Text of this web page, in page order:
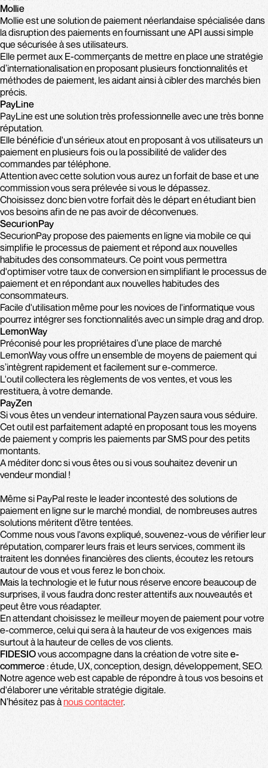
Mollie
Mollie est une solution de paiement néerlandaise spécialisée dans
la disruption des paiements en fournissant une API aussi simple
que sécurisée à ses utilisateurs.
Elle permet aux E-commerçants de mettre en place une stratégie
d’internationalisation en proposant plusieurs fonctionnalités et
méthodes de paiement, les aidant ainsi à cibler des marchés bien
précis.
PayLine
PayLine est une solution très professionnelle avec une très bonne
réputation.
Elle bénéficie d'un sérieux atout en proposant à vos utilisateurs un
paiement en plusieurs fois ou la possibilité de valider des
commandes par téléphone.
Attention avec cette solution vous aurez un forfait de base et une
commission vous sera prélevée si vous le dépassez.
Choisissez donc bien votre forfait dès le départ en étudiant bien
vos besoins afin de ne pas avoir de déconvenues.
SecurionPay
SecurionPay propose des paiements en ligne via mobile ce qui
simplifie le processus de paiement et répond aux nouvelles
habitudes des consommateurs. Ce point vous permettra
d'optimiser votre taux de conversion en simplifiant le processus de
paiement et en répondant aux nouvelles habitudes des
consommateurs.
Facile d'utilisation même pour les novices de l'informatique vous
pourrez intégrer ses fonctionnalités avec un simple drag and drop.
LemonWay
Préconisé pour les propriétaires d’une place de marché
LemonWay vous offre un ensemble de moyens de paiement qui
s’intègrent rapidement et facilement sur e-commerce.
L'outil collectera les règlements de vos ventes, et vous les
restituera, à votre demande.
PayZen
Si vous êtes un vendeur international Payzen saura vous séduire.
Cet outil est parfaitement adapté en proposant tous les moyens
de paiement y compris les paiements par SMS pour des petits
montants.
A méditer donc si vous êtes ou si vous souhaitez devenir un
vendeur mondial !
Même si PayPal reste le leader incontesté des solutions de
paiement en ligne sur le marché mondial, de nombreuses autres
solutions méritent d’être tentées.
Comme nous vous l'avons expliqué, souvenez-vous de vérifier leur
réputation, comparer leurs frais et leurs services, comment ils
traitent les données financières des clients, écoutez les retours
autour de vous et vous ferez le bon choix.
Mais la technologie et le futur nous réserve encore beaucoup de
surprises, il vous faudra donc rester attentifs aux nouveautés et
peut être vous réadapter.
En attendant choisissez le meilleur moyen de paiement pour votre
e-commerce, celui qui sera à la hauteur de vos exigences mais
surtout à la hauteur de celles de vos clients.
FIDESIOvous accompagne dans la création de votre sitee-
commerce: étude, UX, conception, design, développement, SEO.
Notre agence web est capable de répondre à tous vos besoins et
d'élaborer une véritable stratégie digitale.
N’hésitez pas ànous contacter.